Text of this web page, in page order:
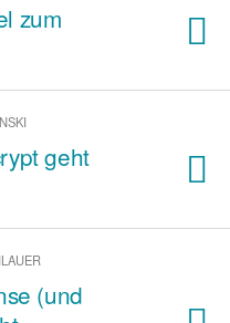
zum
geht
(und